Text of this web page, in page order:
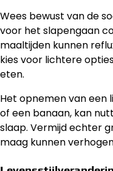
Wees bewust van de
voor het slapengaan
maaltijden kunnen
kies voor lichtere
eten.
Het opnemen van een
of een banaan, kan
slaap. Vermijd echter
maag kunnen